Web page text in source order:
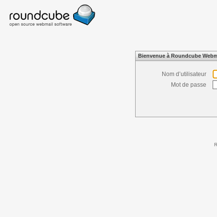
Bienvenue à Roundcube
Nom d’utilisateur
Mot de passe